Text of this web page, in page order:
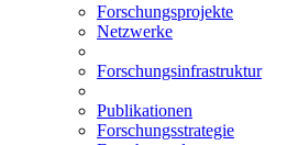
Forschungsprojekte
Netzwerke
Forschungsinfrastruktur
Publikationen
Forschungsstrategie